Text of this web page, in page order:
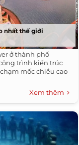
nhất thế giới
ở thành phố
trình kiến trúc
mốc chiều cao
Xem thêm